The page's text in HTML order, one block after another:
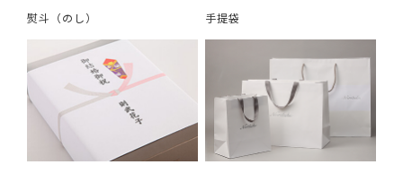
熨斗（のし） 手提袋